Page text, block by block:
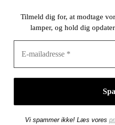
Tilmeld dig for, at modtage
lamper, og hold dig
Vi spammer ikke! Læs vores